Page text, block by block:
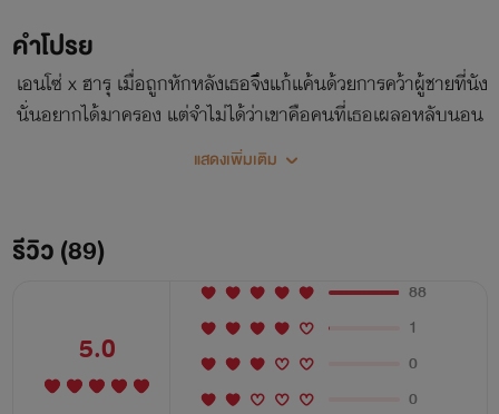
คำโปรย
เอนโซ่ x ฮารุ เมื่อถูกหักหลังเธอจึงแก้แค้นด้วยการคว้าผู้ชายที่นัง
นั่นอยากได้มาครอง แต่จำไม่ได้ว่าเขาคือคนที่เธอเผลอหลับนอน
ในคืนร้าวราน แต่การกลับมาเจอกันอีกครั้งล้วนมีแต่ความอยาก
จบกันด้วยการจากลา แต่นั่นกลับเป็นจุดเปลี่ยน... ❝ ผัวก็เป็นให้
แล้ว พ่อของลูกก็เป็นให้แล้ว เธอจะเอาอะไรกับฉันอีก? ❞
ประโยคนี้แหละที่ชี้ชะตา ให้เขายกธงขาวต่อเธอ.... -- -ภาพ
ประกอบ 27 ภาพ -แจกของที่ระลึก
แสดงเพิ่มเติม
รีวิว (89)
5.0
88
1
0
0